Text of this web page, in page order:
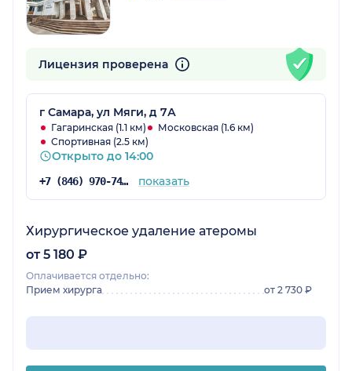
Лицензия проверена
г Самара, ул Мяги, д 7А
Гагаринская (1.1 км)
Московская (1.6 км)
Спортивная (2.5 км)
Открыто до 14:00
+7 (846) 970-74-29 показать
Хирургическое удаление атеромы
от 5 180 ₽
Оплачивается отдельно:
Прием хирурга
от 2 730 ₽